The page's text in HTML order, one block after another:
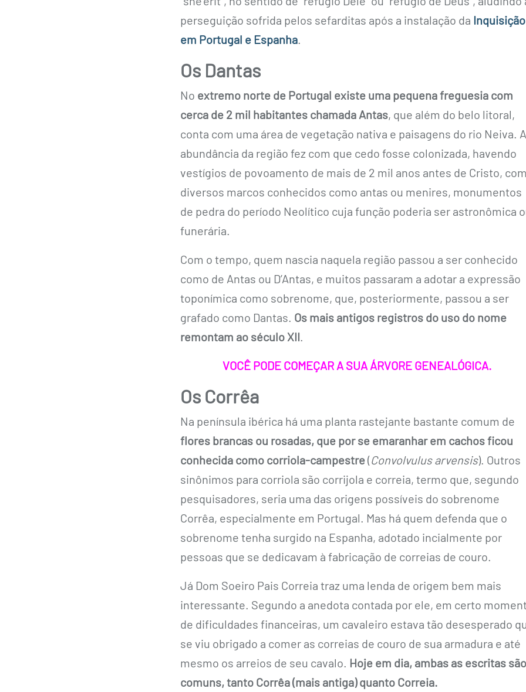
perseguição sofrida pelos sefarditas após a instalação da Inquisição
em Portugal e Espanha.
Os Dantas
No extremo norte de Portugal existe uma pequena freguesia com
cerca de 2 mil habitantes chamada Antas, que além do belo litoral,
conta com uma área de vegetação nativa e paisagens do rio Neiva. A
abundância da região fez com que cedo fosse colonizada, havendo
vestígios de povoamento de mais de 2 mil anos antes de Cristo,
diversos marcos conhecidos como antas ou menires, monumentos
de pedra do período Neolítico cuja função poderia ser astronômica
funerária.
Com o tempo, quem nascia naquela região passou a ser conhecido
como de Antas ou D’Antas, e muitos passaram a adotar a expressão
toponímica como sobrenome, que, posteriormente, passou a ser
grafado como Dantas. Os mais antigos registros do uso do nome
remontam ao século XII.
VOCÊ PODE COMEÇAR A SUA ÁRVORE GENEALÓGICA.
Os Corrêa
Na península ibérica há uma planta rastejante bastante comum de
flores brancas ou rosadas, que por se emaranhar em cachos ficou
conhecida como corriola-campestre(Convolvulus arvensis). Outros
sinônimos para corriola são corrijola e correia, termo que, segundo
pesquisadores, seria uma das origens possíveis do sobrenome
Corrêa, especialmente em Portugal. Mas há quem defenda que o
sobrenome tenha surgido na Espanha, adotado incialmente por
pessoas que se dedicavam à fabricação de correias de couro.
Já Dom Soeiro Pais Correia traz uma lenda de origem bem mais
interessante. Segundo a anedota contada por ele, em certo
de dificuldades financeiras, um cavaleiro estava tão desesperado
se viu obrigado a comer as correias de couro de sua armadura e até
mesmo os arreios de seu cavalo. Hoje em dia, ambas as escritas são
comuns, tanto Corrêa (mais antiga) quanto Correia.